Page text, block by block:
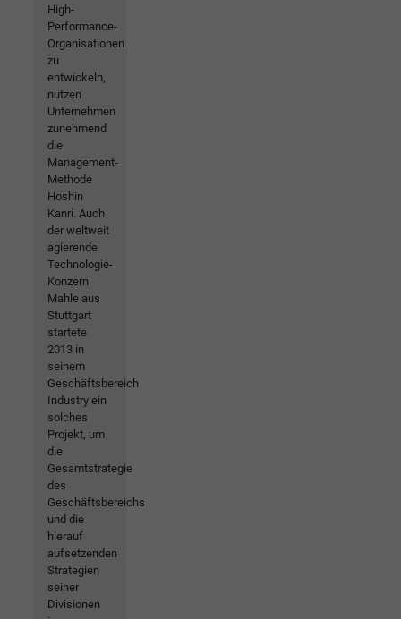
High-
Performance-
Organisationen
zu
entwickeln,
nutzen
Unternehmen
zunehmend
die
Management-
Methode
Hoshin
Kanri. Auch
der weltweit
agierende
Technologie-
Konzern
Mahle aus
Stuttgart
startete
2013 in
seinem
Geschäftsbereich
Industry ein
solches
Projekt, um
die
Gesamtstrategie
des
Geschäftsbereichs
und die
hierauf
aufsetzenden
Strategien
seiner
Divisionen